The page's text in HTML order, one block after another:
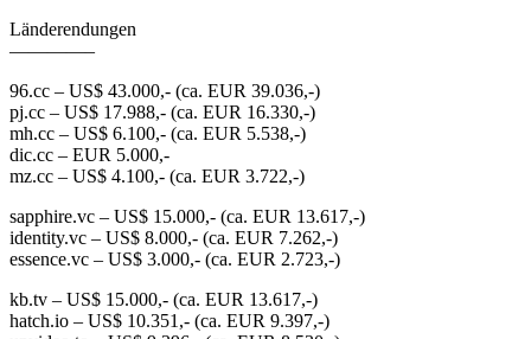
Länderendungen
————–
96.cc – US$ 43.000,- (ca. EUR 39.036,-)
pj.cc – US$ 17.988,- (ca. EUR 16.330,-)
mh.cc – US$ 6.100,- (ca. EUR 5.538,-)
dic.cc – EUR 5.000,-
mz.cc – US$ 4.100,- (ca. EUR 3.722,-)
sapphire.vc – US$ 15.000,- (ca. EUR 13.617,-)
identity.vc – US$ 8.000,- (ca. EUR 7.262,-)
essence.vc – US$ 3.000,- (ca. EUR 2.723,-)
kb.tv – US$ 15.000,- (ca. EUR 13.617,-)
hatch.io – US$ 10.351,- (ca. EUR 9.397,-)